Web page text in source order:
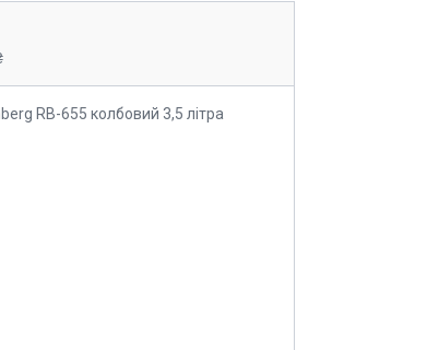
RB-655 колбовий 3,5 літра